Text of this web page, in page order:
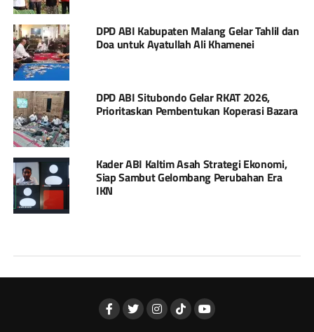
DPD ABI Kabupaten Malang Gelar Tahlil dan
Doa untuk Ayatullah Ali Khamenei
DPD ABI Situbondo Gelar RKAT 2026,
Prioritaskan Pembentukan Koperasi Bazara
Kader ABI Kaltim Asah Strategi Ekonomi,
Siap Sambut Gelombang Perubahan Era
IKN